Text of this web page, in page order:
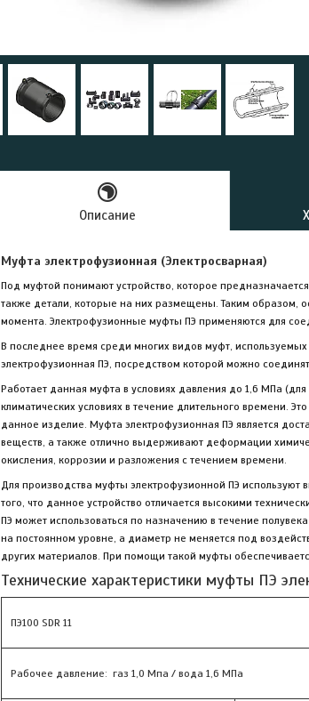
Описание
Муфта электрофузионная (Электросварная)
Под муфтой понимают устройство, которое
также детали, которые на них размещены. Таким образом,
момента. Электрофузионные муфты ПЭ применяются для
В последнее время среди многих видов муфт,
электрофузионная ПЭ, посредством которой можно
Работает данная муфта в условиях давления до 1,6 МПа
климатических условиях в течение длительного времени.
данное изделие. Муфта электрофузионная ПЭ является
веществ, а также отлично выдерживают деформации
окисления, коррозии и разложения с течением времени.
Для производства муфты электрофузионной ПЭ используют
того, что данное устройство отличается высокими
ПЭ может использоваться по назначению в течение
на постоянном уровне, а диаметр не меняется под
других материалов. При помощи такой муфты
Технические характеристики муфты ПЭ
ПЭ100 SDR 11
Рабочее давление: газ 1,0 Мпа / вода 1,6 МПа